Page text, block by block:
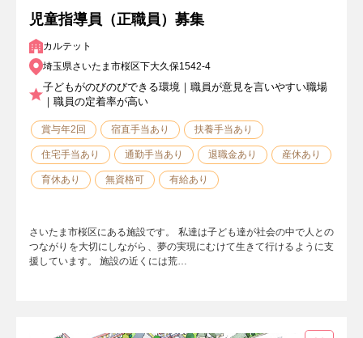
児童指導員（正職員）募集
カルテット
埼玉県さいたま市桜区下大久保1542-4
子どもがのびのびできる環境｜職員が意見を言いやすい職場
｜職員の定着率が高い
賞与年2回 宿直手当あり 扶養手当あり
住宅手当あり 通勤手当あり 退職金あり 産休あり
育休あり 無資格可 有給あり
さいたま市桜区にある施設です。 私達は子ども達が社会の中で人との
つながりを大切にしながら、夢の実現にむけて生きて行けるように支
援しています。 施設の近くには荒…